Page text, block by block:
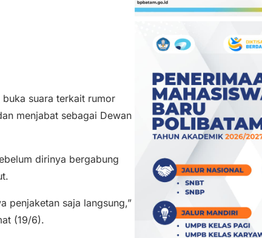
buka suara terkait rumor
menjabat sebagai Dewan
dirinya bergabung
penjaketan saja langsung,”
(19/6).